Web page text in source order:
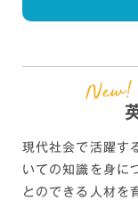
現代社会で活躍す
いての知識を身に
とのできる人材を